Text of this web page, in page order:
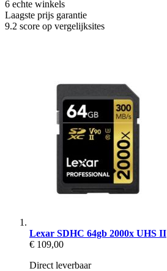
6 echte winkels
Laagste prijs garantie
9.2 score op vergelijksites
Lexar SDHC 64gb 2000x UHS II
€ 109,00
Direct leverbaar